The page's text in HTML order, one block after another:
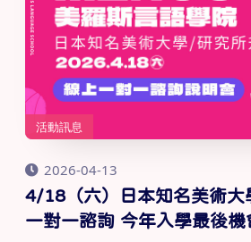
活動訊息
2026-04-13
4/18（六）日本知名美術大
一對一諮詢 今年入學最後機